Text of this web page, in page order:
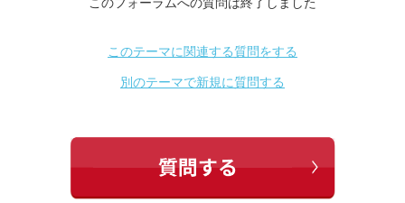
このテーマに関連する質問をする
別のテーマで新規に質問する